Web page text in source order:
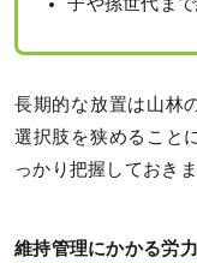
長期的な放置は山林
選択肢を狭めること
っかり把握しておきま
維持管理にかかる労